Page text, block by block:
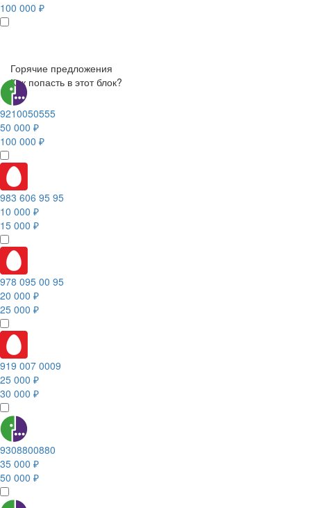
100 000 ₽
Горячие предложения
Как попасть в этот блок?
9210050555
50 000 ₽
100 000 ₽
983 606 95 95
10 000 ₽
15 000 ₽
978 095 00 95
20 000 ₽
25 000 ₽
919 007 0009
25 000 ₽
30 000 ₽
9308800880
35 000 ₽
50 000 ₽